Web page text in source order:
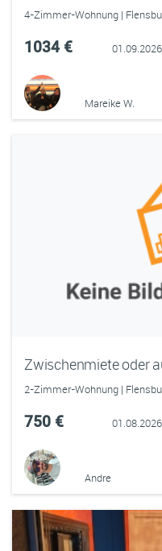
4-Zimmer-Wohnung |
1034 €
Mareike W.
Zwischenmiete oder
2-Zimmer-Wohnung |
750 €
Andre